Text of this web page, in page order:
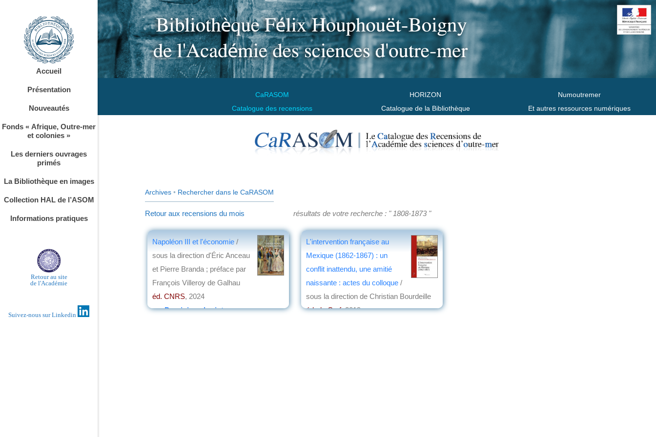
CaRASOM
Catalogue des recensions
HORIZON
Catalogue de la Bibliothèque
Numoutremer
Et autres ressources numériques
Accueil
Présentation
Nouveautés
Fonds « Afrique, Outre-mer
et colonies »
Les derniers ouvrages
primés
La Bibliothèque en images
Collection HAL de l’ASOM
Informations pratiques
Retour au site
de l'Académie
Suivez-nous sur Linkedin
Archives • Rechercher dans le CaRASOM
Retour aux recensions du mois résultats de votre recherche : " 1808-1873 "
Napoléon III et l'économie /
sous la direction d'Éric Anceau
et Pierre Branda ; préface par
François Villeroy de Galhau
éd. CNRS, 2024
parDominique barjot
L'intervention française au
Mexique (1862-1867) : un
conflit inattendu, une amitié
naissante : actes du colloque /
sous la direction de Christian Bourdeille
éd. du Cerf, 2019